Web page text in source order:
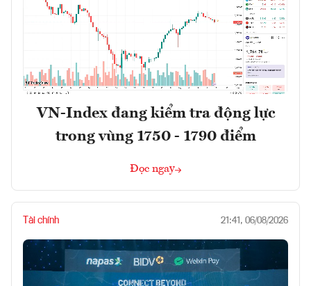
VN-Index đang kiểm tra động lực
trong vùng 1750 - 1790 điểm
Đọc ngay
Tài chính 21:41, 06/08/2026